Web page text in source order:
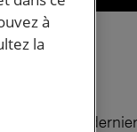
4 novembre
à
la